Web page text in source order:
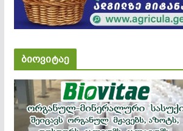
ბიოვიტაე